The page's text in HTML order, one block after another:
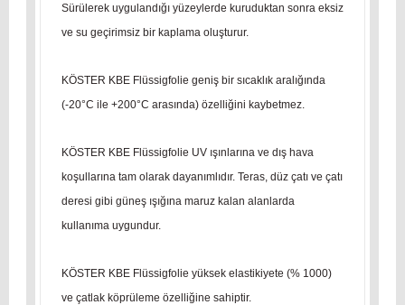
Sürülerek uygulandığı yüzeylerde kuruduktan sonra eksiz
ve su geçirimsiz bir kaplama oluşturur.
KÖSTER KBE Flüssigfolie geniş bir sıcaklık aralığında
(-20°C ile +200°C arasında) özelliğini kaybetmez.
KÖSTER KBE Flüssigfolie UV ışınlarına ve dış hava
koşullarına tam olarak dayanımlıdır. Teras, düz çatı ve çatı
deresi gibi güneş ışığına maruz kalan alanlarda
kullanıma uygundur.
KÖSTER KBE Flüssigfolie yüksek elastikiyete (% 1000)
ve çatlak köprüleme özelliğine sahiptir.